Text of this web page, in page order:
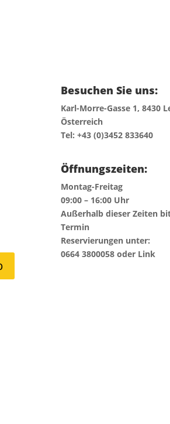
Besuchen Sie uns:
Karl-Morre-Gasse 1, 8430
Österreich
Tel: +43 (0)3452 833640
Öffnungszeiten:
Montag-Freitag
09:00 – 16:00 Uhr
Außerhalb dieser Zeiten
Termin
Reservierungen unter:
0664 3800058 oder Link